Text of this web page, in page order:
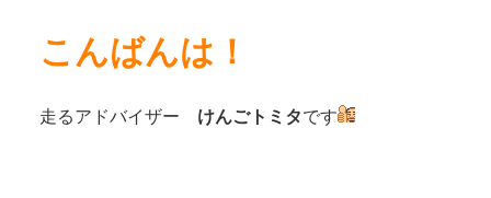
こんばんは！
走るアドバイザー けんごトミタです